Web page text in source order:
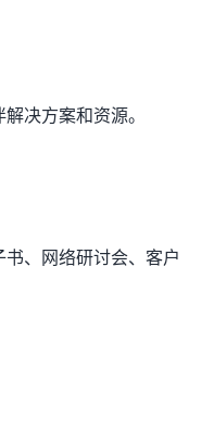
决方案和资源。
、网络研讨会、客户